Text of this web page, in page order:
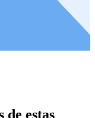
de estas